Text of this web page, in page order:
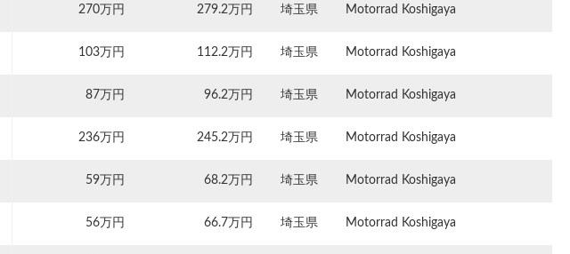
270万円 279.2万円 埼玉県 Motorrad Koshigaya
103万円 112.2万円 埼玉県 Motorrad Koshigaya
87万円 96.2万円 埼玉県 Motorrad Koshigaya
236万円 245.2万円 埼玉県 Motorrad Koshigaya
59万円 68.2万円 埼玉県 Motorrad Koshigaya
56万円 66.7万円 埼玉県 Motorrad Koshigaya